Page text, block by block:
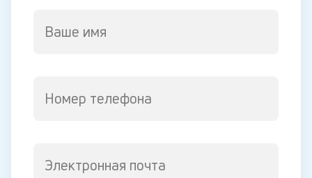
Ваше имя
Номер телефона
Электронная почта